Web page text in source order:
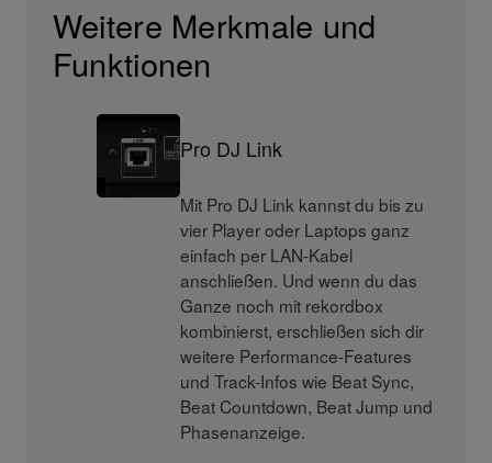
Weitere Merkmale und
Funktionen
Pro DJ Link
Mit Pro DJ Link kannst du bis zu
vier Player oder Laptops ganz
einfach per LAN-Kabel
anschließen. Und wenn du das
Ganze noch mit rekordbox
kombinierst, erschließen sich dir
weitere Performance-Features
und Track-Infos wie Beat Sync,
Beat Countdown, Beat Jump und
Phasenanzeige.